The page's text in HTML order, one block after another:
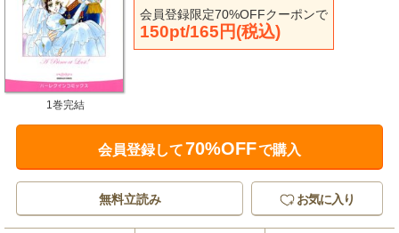
会員登録限定70%OFFクーポンで
150pt/165円(税込)
1巻完結
会員登録して70%OFFで購入
無料立読み お気に入り